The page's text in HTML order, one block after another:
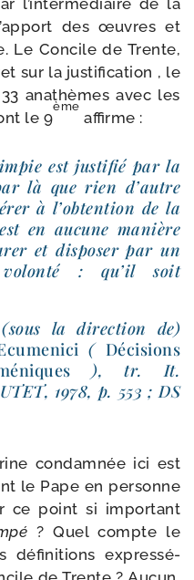
l’in­ter­mé­diaire de la
des œuvres et
Le Concile de Trente,
sur la jus­ti­fi­ca­tion , le
ana­thèmes avec les
le 9
ème
affirme :
est jus­ti­fié par la
là que rien d’autre
à l’ob­ten­tion de la
en aucune manière
et dis­po­ser par un
: qu’il soit
(sous la direc­tion de)
( Décisions
), tr. It.
1978, p. 553 ; DS
condam­née ici est
le Pape en per­sonne
ce point si impor­tant
? Quel compte le
défi­ni­tions expres­sé­